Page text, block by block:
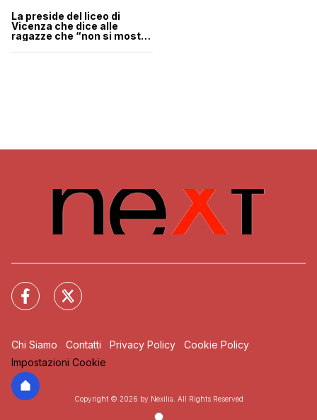
La preside del liceo di
Vicenza che dice alle
ragazze che “non si mostra
Chi Siamo Contatti Privacy Policy
Cookie Policy
Impostazioni Cookie
Copyright © 2026 by Nexilia. All Rights Reserved